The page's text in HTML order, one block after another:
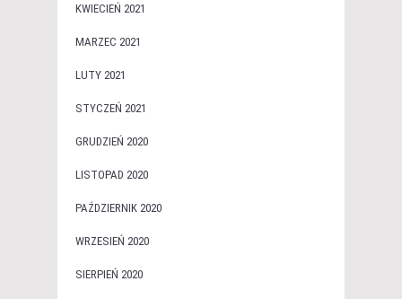
KWIECIEŃ 2021
MARZEC 2021
LUTY 2021
STYCZEŃ 2021
GRUDZIEŃ 2020
LISTOPAD 2020
PAŹDZIERNIK 2020
WRZESIEŃ 2020
SIERPIEŃ 2020